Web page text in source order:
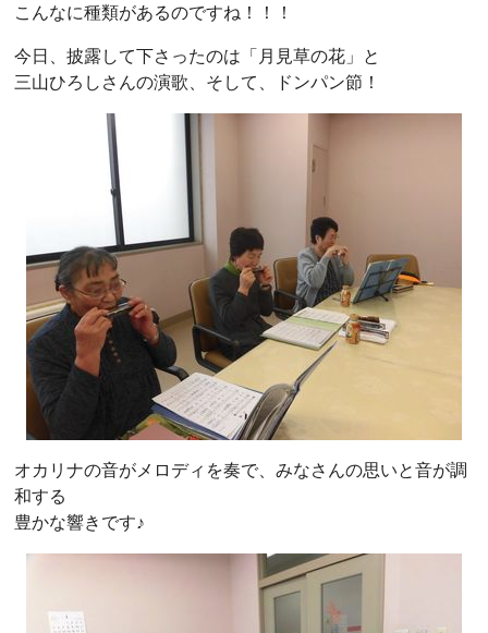
こんなに種類があるのですね！！！
今日、披露して下さったのは「月見草の花」と
三山ひろしさんの演歌、そして、ドンパン節！
オカリナの音がメロディを奏で、みなさんの思いと音が調
和する
豊かな響きです♪